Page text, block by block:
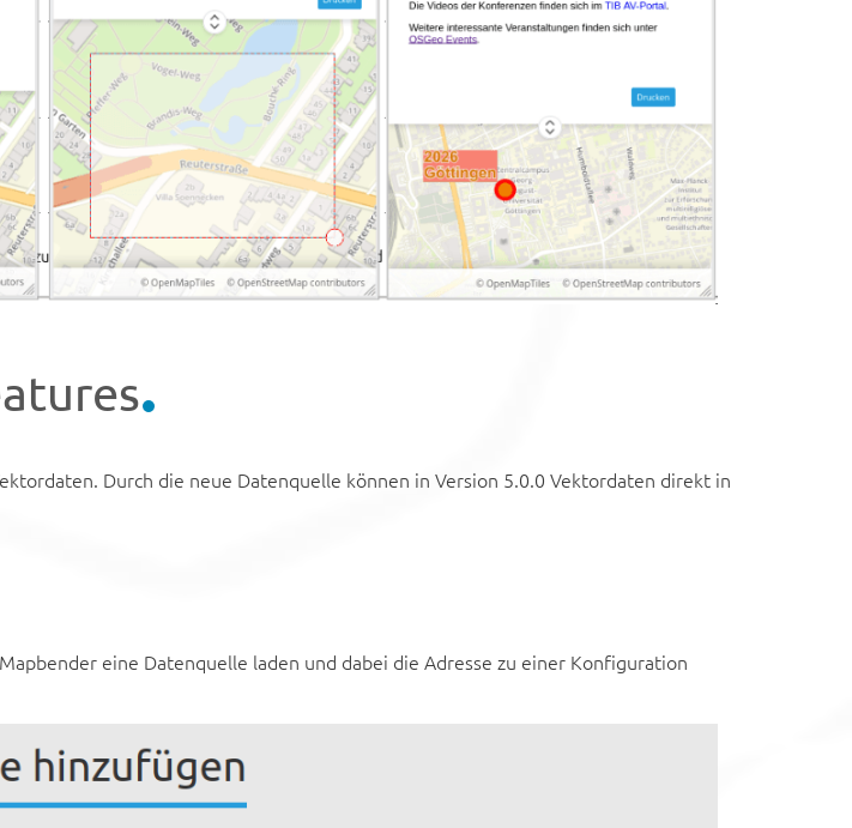
Durch die neue Datenquelle können in Version 5.0.0 Vektordaten direkt in
eine Datenquelle laden und dabei die Adresse zu einer Konfiguration